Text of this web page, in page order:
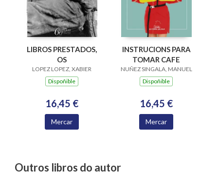
LIBROS PRESTADOS,
OS
LOPEZ LOPEZ, XABIER
Dispoñible
16,45 €
Mercar
INSTRUCIONS PARA
TOMAR CAFE
NUÑEZ SINGALA, MANUEL
Dispoñible
16,45 €
Mercar
Outros libros do autor